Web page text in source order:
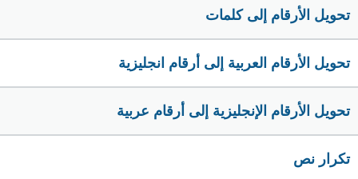
تحويل الأرقام إلى كلمات
تحويل الأرقام العربية إلى أرقام انجليزية
تحويل الأرقام الإنجليزية إلى أرقام عربية
تكرار نص